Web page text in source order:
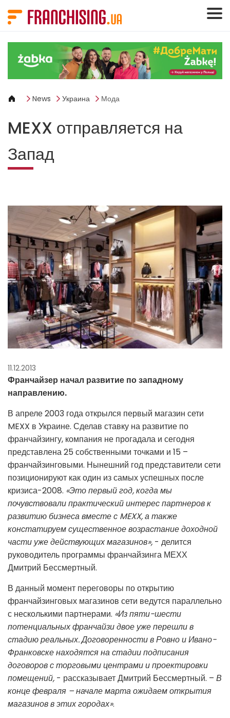
News Украина Мода
MEXX отправляется на
Запад
11.12.2013
Франчайзер начал развитие по западному
направлению.
В апреле 2003 года открылся первый магазин сети
MEXX в Украине. Сделав ставку на развитие по
франчайзингу, компания не прогадала и сегодня
представлена 25 собственными точками и 15 –
франчайзинговыми. Нынешний год представители сети
позиционируют как один из самых успешных после
кризиса-2008. «Это первый год, когда мы
почувствовали практический интерес партнеров к
развитию бизнеса вместе с MEXX, а также
констатируем существенное возрастание доходной
части уже действующих магазинов», - делится
руководитель программы франчайзинга МЕХХ
Дмитрий Бессмертный.
В данный момент переговоры по открытию
франчайзинговых магазинов сети ведутся параллельно
с несколькими партнерами. «Из пяти-шести
потенциальных франчайзи двое уже перешли в
стадию реальных. Договоренности в Ровно и Ивано-
Франковске находятся на стадии подписания
договоров с торговыми центрами и проектировки
помещений, - рассказывает Дмитрий Бессмертный. – В
конце февраля – начале марта ожидаем открытия
магазинов в этих городах».